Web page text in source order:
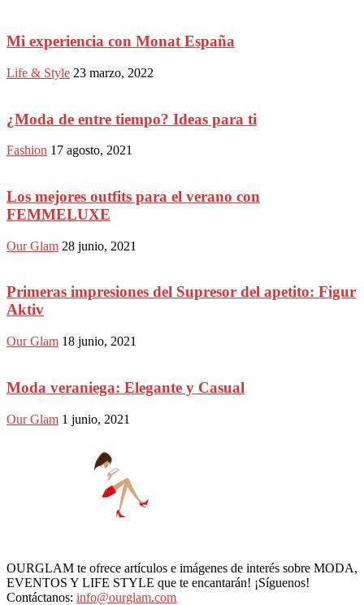
Mi experiencia con Monat España
Life & Style 23 marzo, 2022
¿Moda de entre tiempo? Ideas para ti
Fashion 17 agosto, 2021
Los mejores outfits para el verano con
FEMMELUXE
Our Glam 28 junio, 2021
Primeras impresiones del Supresor del apetito: Figur
Aktiv
Our Glam 18 junio, 2021
Moda veraniega: Elegante y Casual
Our Glam 1 junio, 2021
OURGLAM te ofrece artículos e imágenes de interés sobre MODA,
EVENTOS Y LIFE STYLE que te encantarán! ¡Síguenos!
Contáctanos: info@ourglam.com